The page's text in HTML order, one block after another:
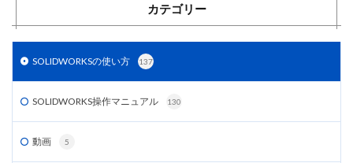
カテゴリー
SOLIDWORKSの使い方 137
SOLIDWORKS操作マニュアル 130
動画 5